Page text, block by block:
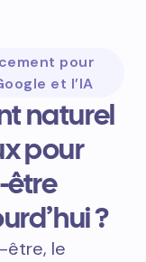
pour
et l’IA
naturel
pour
être
?
être, le